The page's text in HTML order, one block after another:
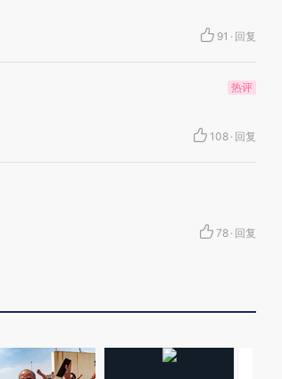
91 · 回复
热评
108 · 回复
78 · 回复